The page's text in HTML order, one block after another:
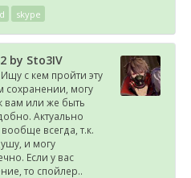
skype
by Sto3IV
с кем пройти эту
сохранении, могу
вам или же быть
Актуально
всегда, т.к.
и могу
Если у вас
то спойлер..